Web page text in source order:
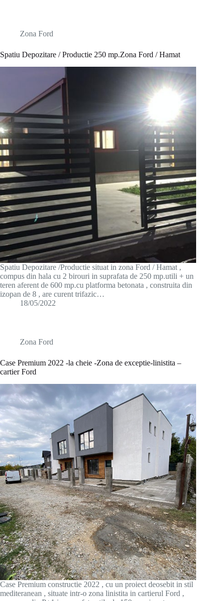
Zona Ford
Spatiu Depozitare / Productie 250 mp.Zona Ford / Hamat
Spatiu Depozitare /Productie situat in zona Ford / Hamat ,
compus din hala cu 2 birouri in suprafata de 250 mp.utili + un
teren aferent de 600 mp.cu platforma betonata , construita din
izopan de 8 , are curent trifazic…
18/05/2022
Zona Ford
Case Premium 2022 -la cheie -Zona de exceptie-linistita –
cartier Ford
Case Premium constructie 2022 , cu un proiect deosebit in stil
mediteranean , situate intr-o zona linistita in cartierul Ford ,